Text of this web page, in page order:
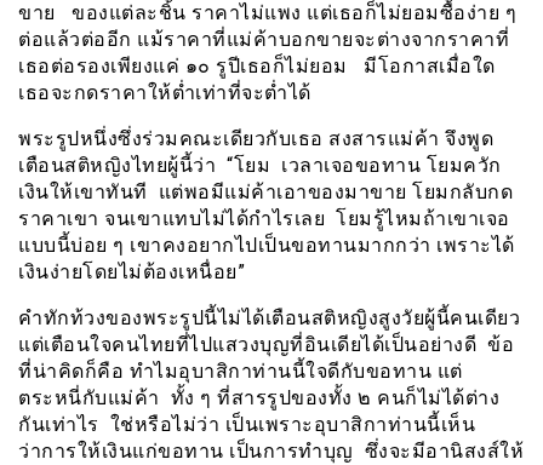
ขาย ของแต่ละชิ้น ราคาไม่แพง แต่เธอก็ไม่ยอมซื้อง่าย ๆ
ต่อแล้วต่ออีก แม้ราคาที่แม่ค้าบอกขายจะต่างจากราคาที่
เธอต่อรองเพียงแค่ ๑๐ รูปีเธอก็ไม่ยอม มีโอกาสเมื่อใด
เธอจะกดราคาให้ต่ำเท่าที่จะต่ำได้
พระรูปหนึ่งซึ่งร่วมคณะเดียวกับเธอ สงสารแม่ค้า จึงพูด
เตือนสติหญิงไทยผู้นี้ว่า “โยม เวลาเจอขอทาน โยมควัก
เงินให้เขาทันที แต่พอมีแม่ค้าเอาของมาขาย โยมกลับกด
ราคาเขา จนเขาแทบไม่ได้กำไรเลย โยมรู้ไหมถ้าเขาเจอ
แบบนี้บ่อย ๆ เขาคงอยากไปเป็นขอทานมากกว่า เพราะได้
เงินง่ายโดยไม่ต้องเหนื่อย”
คำทักท้วงของพระรูปนี้ไม่ได้เตือนสติหญิงสูงวัยผู้นี้คนเดียว
แต่เตือนใจคนไทยที่ไปแสวงบุญที่อินเดียได้เป็นอย่างดี ข้อ
ที่น่าคิดก็คือ ทำไมอุบาสิกาท่านนี้ใจดีกับขอทาน แต่
ตระหนี่กับแม่ค้า ทั้ง ๆ ที่สารรูปของทั้ง ๒ คนก็ไม่ได้ต่าง
กันเท่าไร ใช่หรือไม่ว่า เป็นเพราะอุบาสิกาท่านนี้เห็น
ว่าการให้เงินแก่ขอทาน เป็นการทำบุญ ซึ่งจะมีอานิสงส์ให้